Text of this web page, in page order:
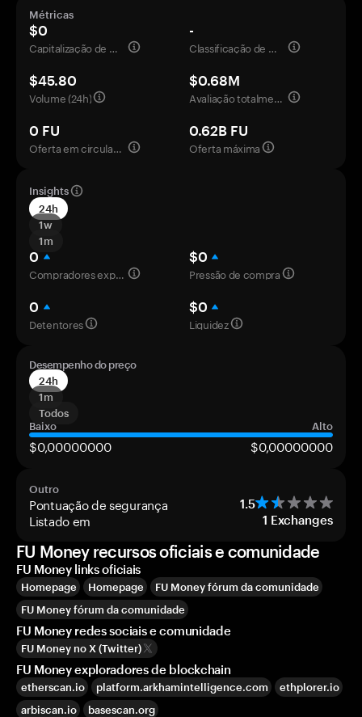
Métricas
$0
Capitalização de mercado
-
Classificação de mercado
$45.80
Volume (24h)
$0.68M
Avaliação totalmente diluída
0 FU
Oferta em circulação
0.62B FU
Oferta máxima
Insights
24h
1w
1m
0
Compradores experientes
$0
Pressão de compra
0
Detentores
$0
Liquidez
Desempenho do preço
24h
1m
Todos
Baixo
Alto
$0,00000000 $0,00000000
Outro
Pontuação de segurança 1.5
Listado em 1 Exchanges
FU Money recursos oficiais e comunidade
FU Money links oficiais
Homepage Homepage
FU Money fórum da comunidade
FU Money fórum da comunidade
FU Money redes sociais e comunidade
FU Money no X (Twitter)
FU Money exploradores de blockchain
etherscan.io platform.arkhamintelligence.com
ethplorer.io
arbiscan.io
basescan.org